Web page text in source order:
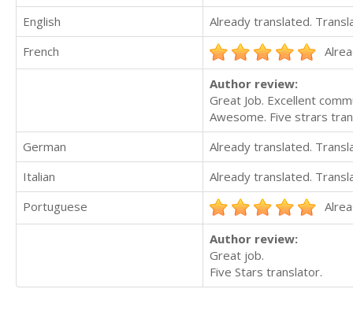
English
Already translated.
French
Author review:
Great Job. Excellent
Awesome. Five strars
German
Already translated.
Italian
Already translated.
Portuguese
Author review:
Great job.
Five Stars translator.